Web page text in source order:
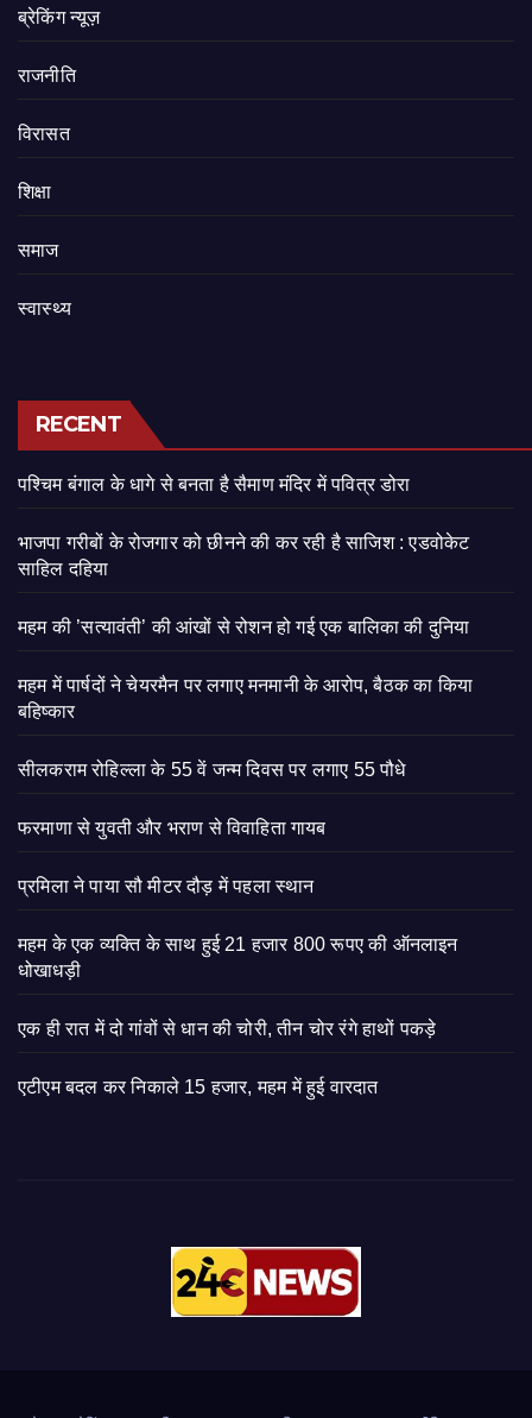
ब्रेकिंग न्यूज़
राजनीति
‍‍विरासत
शिक्षा
समाज
स्वास्थ्य
RECENT
पश्चिम बंगाल के धागे से बनता है सैमाण मंदिर में पवित्र डोरा
भाजपा गरीबों के रोजगार को छीनने की कर रही है साजिश : एडवोकेट
साहिल दहिया
महम की ’सत्यावंती’ की आंखों से रोशन हो गई एक बालिका की दुनिया
महम में पार्षदों ने चेयरमैन पर लगाए मनमानी के आरोप, बैठक का किया
बहिष्कार
सीलकराम रोहिल्ला के 55 वें जन्म दिवस पर लगाए 55 पौधे
फरमाणा से युवती और भराण से विवाहिता गायब
प्रमिला ने पाया सौ मीटर दौड़ में पहला स्थान
महम के एक व्यक्ति के साथ हुई 21 हजार 800 रूपए की ऑनलाइन
धोखाधड़ी
एक ही रात में दो गांवों से धान की चोरी, तीन चोर रंगे हाथों पकड़े
एटीएम बदल कर निकाले 15 हजार, महम में हुई वारदात